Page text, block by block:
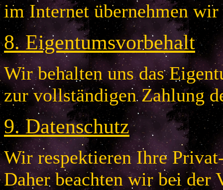
im Internet übernehmen
8.Eigentumsvorbehalt
Wir behalten uns das
zur vollständigen Zahlung
9.Datenschutz
Wir respektieren Ihre
Daher beachten wir bei der